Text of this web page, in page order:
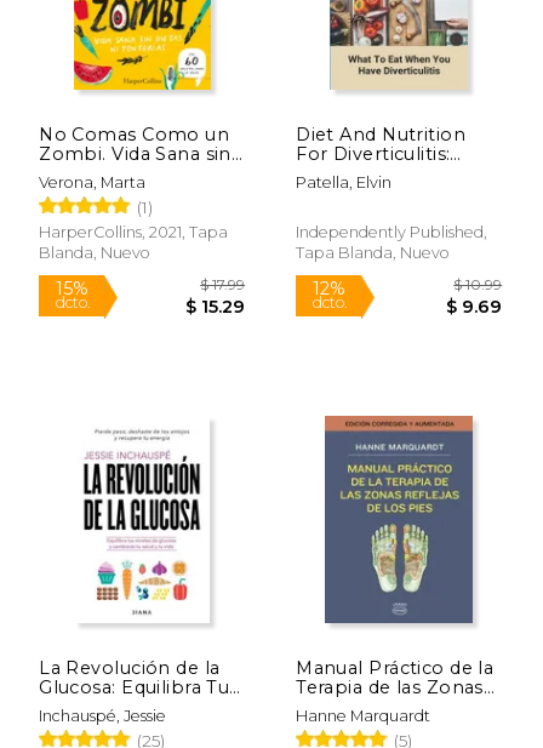
dcto.
No Comas Como un
Zombi. Vida Sana sin
Dietas ni Tonterias
Verona, Marta
(1)
HarperCollins, 2021, Tapa
Blanda, Nuevo
Diet And Nutrition
For Diverticulitis:
What To Eat When
You Have
Recipes For
Diverticulitis (en
Patella, Elvin
Independently Published,
Tapa Blanda, Nuevo
La Revolución de la
Glucosa: Equilibra Tus
Niveles de Glucosa Y
Cambiarás Tu Salud Y
Inchauspé, Jessie
(25)
Manual Práctico de la
Terapia de las Zonas
Reflejas de los Pies
Hanne Marquardt
(5)